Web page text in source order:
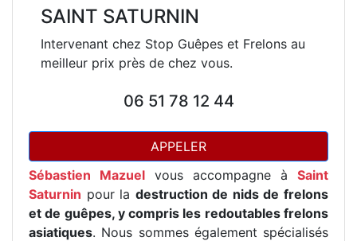
SAINT SATURNIN
Intervenant chez Stop Guêpes et Frelons au
meilleur prix près de chez vous.
06 51 78 12 44
APPELER
Sébastien Mazuel vous accompagne à Saint
Saturnin pour la destruction de nids de frelons
et de guêpes, y compris les redoutables frelons
asiatiques. Nous sommes également spécialisés